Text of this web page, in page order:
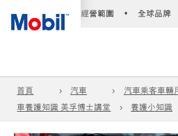
經營範圍 • 全球品牌
首頁 汽車
汽車乘客車輛
車養護知識 美孚博士講堂
養護小知識